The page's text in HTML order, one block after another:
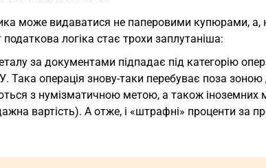
може видаватися не паперовими купюрами,
логіка стає трохи заплутаніша:
за документами підпадає під категорію
Така операція знову-таки перебуває поза зоною
з нумізматичною метою, а також іноземних
вартість). А отже, і «штрафні» проценти за